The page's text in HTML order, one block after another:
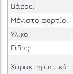
Βάρος:
Μέγιστο φορτίο:
Υλικό:
Είδος:
Χαρακτηριστικά: